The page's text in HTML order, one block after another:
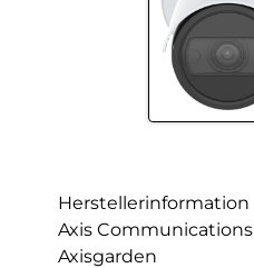
Herstellerinformation
Axis
Axisgarden